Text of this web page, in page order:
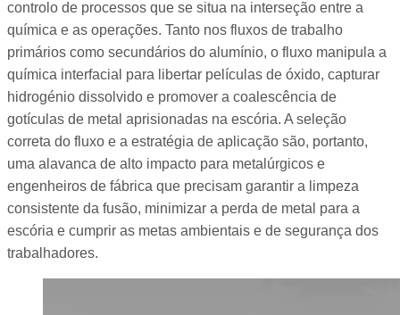
controlo de processos que se situa na interseção entre a
química e as operações. Tanto nos fluxos de trabalho
primários como secundários do alumínio, o fluxo manipula a
química interfacial para libertar películas de óxido, capturar
hidrogénio dissolvido e promover a coalescência de
gotículas de metal aprisionadas na escória. A seleção
correta do fluxo e a estratégia de aplicação são, portanto,
uma alavanca de alto impacto para metalúrgicos e
engenheiros de fábrica que precisam garantir a limpeza
consistente da fusão, minimizar a perda de metal para a
escória e cumprir as metas ambientais e de segurança dos
trabalhadores.